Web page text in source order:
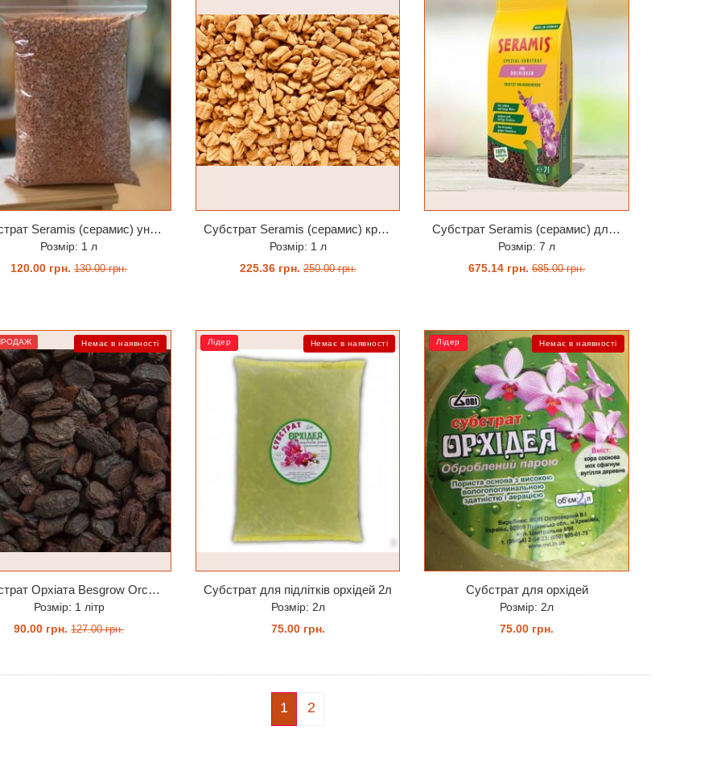
Субстрат Seramis (серамис) універсальний - гранульована глина стандартного разміра для всіх рослин 1 л
Розмір: 1 л
120.00 грн. 130.00 грн.
ЗАМОВИТИ
Субстрат Seramis (серамис) крупний для орхідей 1 л
Розмір: 1 л
225.36 грн. 250.00 грн.
ЗАМОВИТИ
Субстрат Seramis (серамис) для орхідей 7 л заводське пакування
Розмір: 7 л
675.14 грн. 685.00 грн.
ЗАМОВИТИ
Немає в наявності
Субстрат Орхіата Besgrow Orchiata фракція 18-25мм
Розмір: 1 літр
90.00 грн. 127.00 грн.
Лідер Немає в наявності
Субстрат для підлітків орхідей 2л
Розмір: 2л
75.00 грн.
Лідер Немає в наявності
Субстрат для орхідей
Розмір: 2л
75.00 грн.
1 2